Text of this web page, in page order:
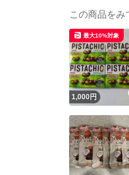
この商品をみ
1,000円
最大10%対象